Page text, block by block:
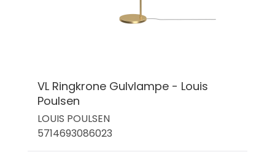
VL Ringkrone Gulvlampe - Louis
Poulsen
LOUIS POULSEN
5714693086023